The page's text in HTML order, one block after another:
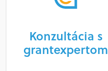
Konzultácia s
grantexpertom